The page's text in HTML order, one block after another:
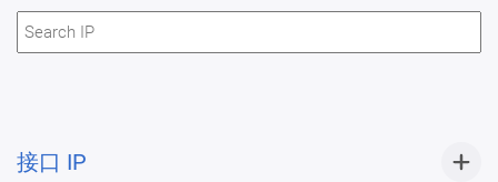
接口 IP